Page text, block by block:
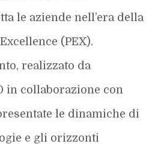
le aziende nell’era della
(PEX).
realizzato da
in collaborazione con
le dinamiche di
e gli orizzonti